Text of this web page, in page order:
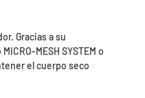
Gracias a su
MESH SYSTEM o
el cuerpo seco